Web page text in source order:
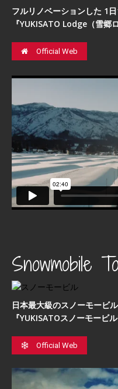
フルリノベーションした 1
『YUKISATO Lodge（雪郷
Official Web
Snowmobile
日本最⼤級のスノーモービ
『YUKISATOスノーモービ
Official Web